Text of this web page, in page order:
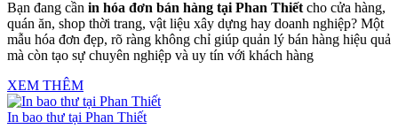
Bạn đang cần in hóa đơn bán hàng tại Phan Thiết cho cửa hàng,
quán ăn, shop thời trang, vật liệu xây dựng hay doanh nghiệp? Một
mẫu hóa đơn đẹp, rõ ràng không chỉ giúp quản lý bán hàng hiệu quả
mà còn tạo sự chuyên nghiệp và uy tín với khách hàng
XEM THÊM
In bao thư tại Phan Thiết